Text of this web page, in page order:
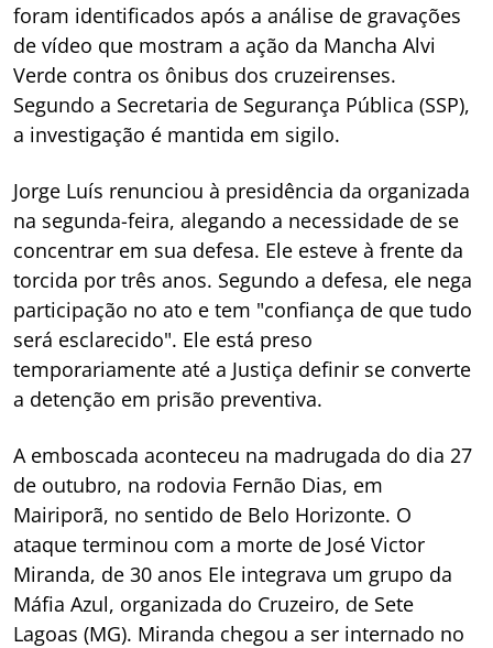
foram identificados após a análise de gravações
de vídeo que mostram a ação da Mancha Alvi
Verde contra os ônibus dos cruzeirenses.
Segundo a Secretaria de Segurança Pública (SSP),
a investigação é mantida em sigilo.
Jorge Luís renunciou à presidência da organizada
na segunda-feira, alegando a necessidade de se
concentrar em sua defesa. Ele esteve à frente da
torcida por três anos. Segundo a defesa, ele nega
participação no ato e tem "confiança de que tudo
será esclarecido". Ele está preso
temporariamente até a Justiça definir se converte
a detenção em prisão preventiva.
A emboscada aconteceu na madrugada do dia 27
de outubro, na rodovia Fernão Dias, em
Mairiporã, no sentido de Belo Horizonte. O
ataque terminou com a morte de José Victor
Miranda, de 30 anos Ele integrava um grupo da
Máfia Azul, organizada do Cruzeiro, de Sete
Lagoas (MG). Miranda chegou a ser internado no